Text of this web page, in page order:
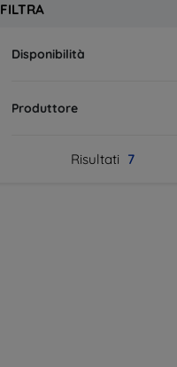
FILTRA
Disponibilità
Produttore
Risultati 7